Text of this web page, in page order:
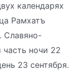
календарях
Рамхатъ
Славяно-
ночи 22
23 сентября.